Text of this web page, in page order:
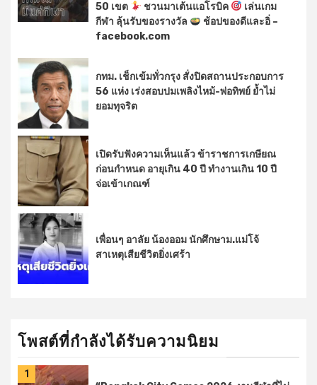
50 เขต
ชวนมาเต้นแอโรบิค
เล่นเกม
กีฬา ลุ้นรับของรางวัล
ช้อปของดีและอิ่ –
facebook.com
กทม. เช็กเข้มทั่วกรุง สั่งปิดสถานประกอบการ
56 แห่ง เร่งสอบปมเพลิงไหม้-พ่อทิพย์ ย้ำไม่
ยอมทุจริต
เปิดรับฟังความเห็นแล้ว ข้าราชการเกษียณ
ก่อนกำหนด อายุเกิน 40 ปี ทำงานเกิน 10 ปี
จ่อเข้าเกณฑ์
เพื่อนๆ อาลัย น้องออม นักศึกษาม.แม่โจ้
สาเหตุเสียชีวิตยิ่งเศร้า
โพสต์ที่กำลังได้รับความนิยม
1